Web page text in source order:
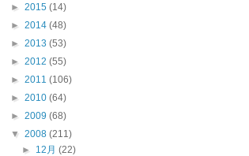
► 2015 (14)
► 2014 (48)
► 2013 (53)
► 2012 (55)
► 2011 (106)
► 2010 (64)
► 2009 (68)
▼ 2008 (211)
► 12月(22)